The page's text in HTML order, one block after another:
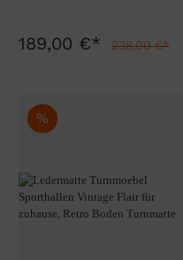
189,00 €* 238,00 €*
%